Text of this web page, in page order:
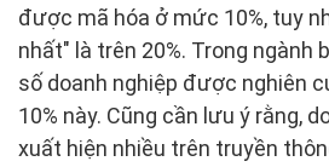
được mã hóa ở mức 10%, tuy
nhất" là trên 20%. Trong ngành
số doanh nghiệp được nghiên
10% này. Cũng cần lưu ý rằng,
xuất hiện nhiều trên truyền